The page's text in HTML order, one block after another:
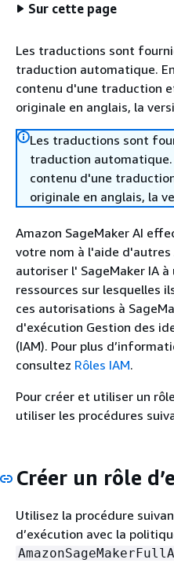
Sur cette page
Les traductions sont
traduction automatique.
contenu d'une traduction
originale en anglais, la
Les traductions sont
traduction
contenu d'une
originale en anglais, la
Amazon SageMaker AI
votre nom à l'aide d'autres
autoriser l' SageMaker IA
ressources sur lesquelles
ces autorisations à
d'exécution Gestion des
(IAM). Pour plus
consultez Rôles IAM.
Pour créer et utiliser un
utiliser les procédures
Créer un rôle
Utilisez la procédure
d’exécution avec la